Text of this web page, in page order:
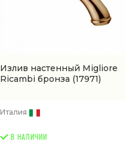
Излив настенный Migliore
Ricambi бронза (17971)
Италия
В НАЛИЧИИ